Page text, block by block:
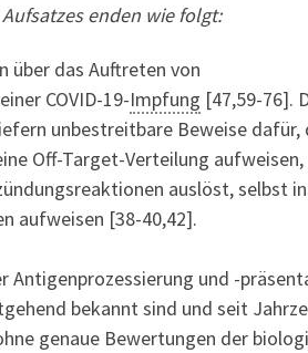
enden wie folgt:
über das Auftreten von
COVID-19-Impfung [47,59-76].
unbestreitbare Beweise dafür,
Off-Target-Verteilung
auslöst, selbst
aufweisen [38-40,42].
Antigenprozessierung und -
bekannt sind und seit
genaue Bewertungen der